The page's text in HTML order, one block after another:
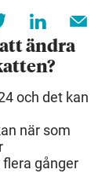
ändra
och det kan
när som
gånger